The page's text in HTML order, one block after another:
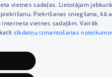
ENGLISH
vietnes sadaļas. Lietotājam
Piekrišanas sniegšana, kā
vietnes sadaļām. Vairāk
sīkdatņu izmantošanas